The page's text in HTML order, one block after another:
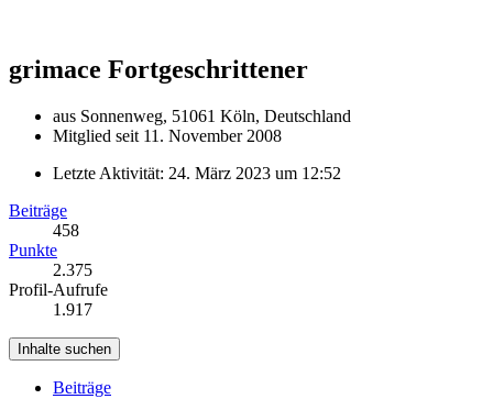
grimace Fortgeschrittener
aus Sonnenweg, 51061 Köln, Deutschland
Mitglied seit 11. November 2008
Letzte Aktivität: 24. März 2023 um 12:52
Beiträge
458
Punkte
2.375
Profil-Aufrufe
1.917
Inhalte suchen
Beiträge